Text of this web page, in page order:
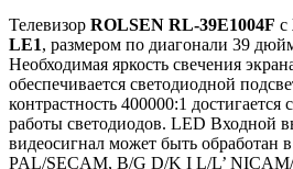
Телевизор ROLSEN RL-39E1004F с
LE1, размером по диагонали 39
Необходимая яркость свечения
обеспечивается светодиодной
контрастность 400000:1
работы светодиодов. LED Входной
видеосигнал может быть обработан
PAL/SECAM, B/G D/K I L/L’